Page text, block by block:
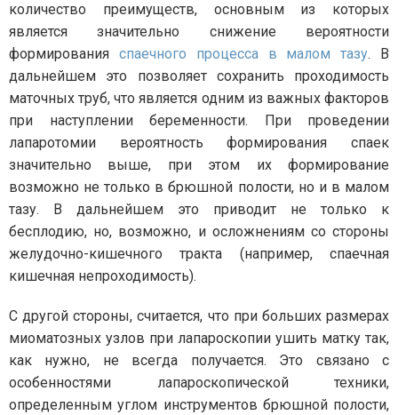
количество преимуществ, основным из которых
является значительно снижение вероятности
формирования спаечного процесса в малом тазу. В
дальнейшем это позволяет сохранить проходимость
маточных труб, что является одним из важных факторов
при наступлении беременности. При проведении
лапаротомии вероятность формирования спаек
значительно выше, при этом их формирование
возможно не только в брюшной полости, но и в малом
тазу. В дальнейшем это приводит не только к
бесплодию, но, возможно, и осложнениям со стороны
желудочно-кишечного тракта (например, спаечная
кишечная непроходимость).
С другой стороны, считается, что при больших размерах
миоматозных узлов при лапароскопии ушить матку так,
как нужно, не всегда получается. Это связано с
особенностями лапароскопической техники,
определенным углом инструментов брюшной полости,